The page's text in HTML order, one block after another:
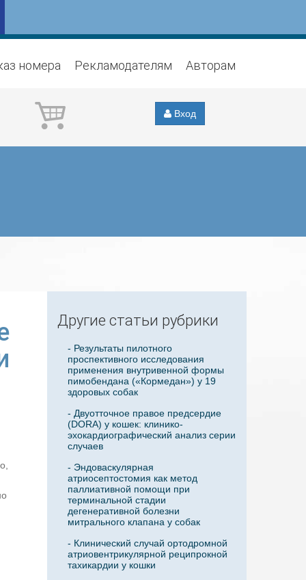
номера Рекламодателям Авторам
Вход
Другие статьи рубрики
- Результаты пилотного
проспективного исследования
применения внутривенной формы
пимобендана («Кормедан») у 19
здоровых собак
- Двуотточное правое предсердие
(DORA) у кошек: клинико-
эхокардиографический анализ серии
случаев
- Эндоваскулярная
атриосептостомия как метод
паллиативной помощи при
терминальной стадии
дегенеративной болезни
митрального клапана у собак
- Клинический случай ортодромной
атриовентрикулярной реципрокной
тахикардии у кошки